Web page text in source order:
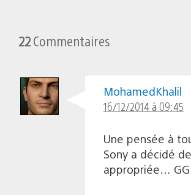
22Commentaires
MohamedKhalil
16/12/2014 à 09:45
Une pensée à
Sony a décidé
appropriée…